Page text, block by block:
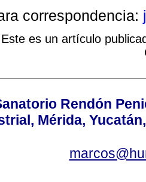
correspondencia:
Este es un artículo
Rendón
Mérida,